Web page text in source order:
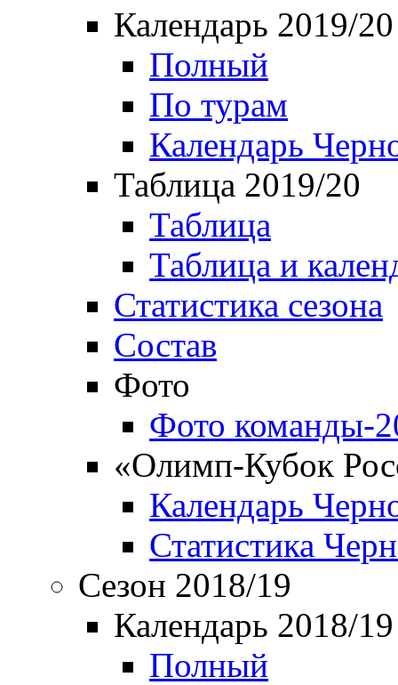
Календарь 2019/20
Полный
По турам
Календарь
Таблица 2019/20
Таблица
Таблица и
Статистика сезона
Состав
Фото
Фото команды-
«Олимп-Кубок
Календарь
Статистика
Сезон 2018/19
Календарь 2018/19
Полный